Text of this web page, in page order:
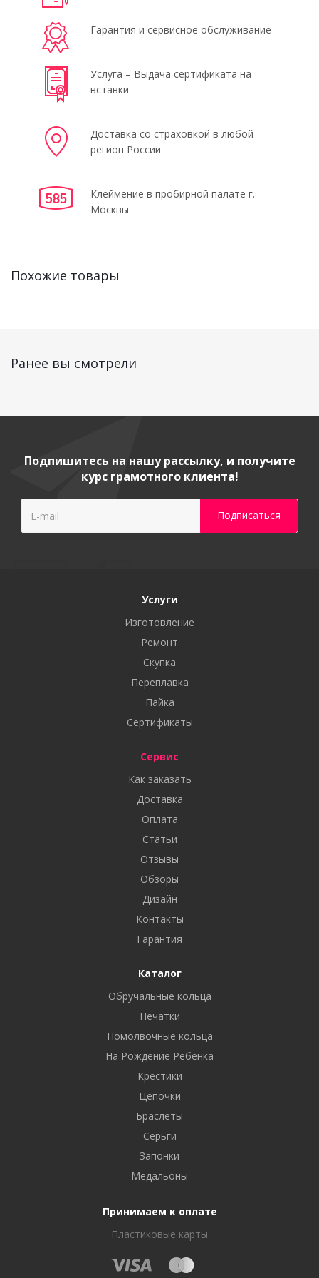
Гарантия и сервисное обслуживание
Услуга – Выдача сертификата на
вставки
Доставка со страховкой в любой
регион России
Клеймение в пробирной палате г.
Москвы
Похожие товары
Ранее вы смотрели
Подпишитесь на нашу рассылку, и получите
курс грамотного клиента!
Услуги
Изготовление
Ремонт
Скупка
Переплавка
Пайка
Сертификаты
Сервис
Как заказать
Доставка
Оплата
Статьи
Отзывы
Обзоры
Дизайн
Контакты
Гарантия
Каталог
Обручальные кольца
Печатки
Помолвочные кольца
На Рождение Ребенка
Крестики
Цепочки
Браслеты
Серьги
Запонки
Медальоны
Принимаем к оплате
Пластиковые карты